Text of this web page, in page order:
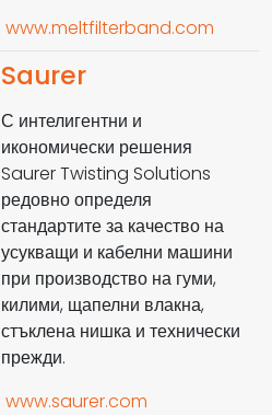
www.meltfilterband.com
Saurer
С интелигентни и
икономически решения
Saurer Twisting Solutions
редовно определя
стандартите за качество на
усукващи и кабелни машини
при производство на гуми,
килими, щапелни влакна,
стъклена нишка и технически
прежди.
www.saurer.com